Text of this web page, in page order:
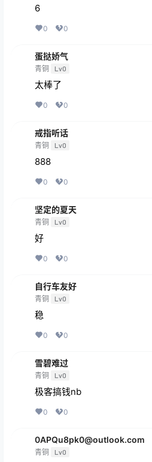
6
0 0
蛋挞娇气
青铜 Lv0
太棒了
0 0
戒指听话
青铜 Lv0
888
0 0
坚定的夏天
青铜 Lv0
好
0 0
自行车友好
青铜 Lv0
稳
0 0
雪碧难过
青铜 Lv0
极客搞钱nb
0 0
0APQu8pk0@outlook.com
青铜 Lv0